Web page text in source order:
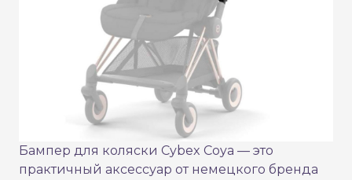
Бампер для коляски Cybex Coya — это
практичный аксессуар от немецкого бренда